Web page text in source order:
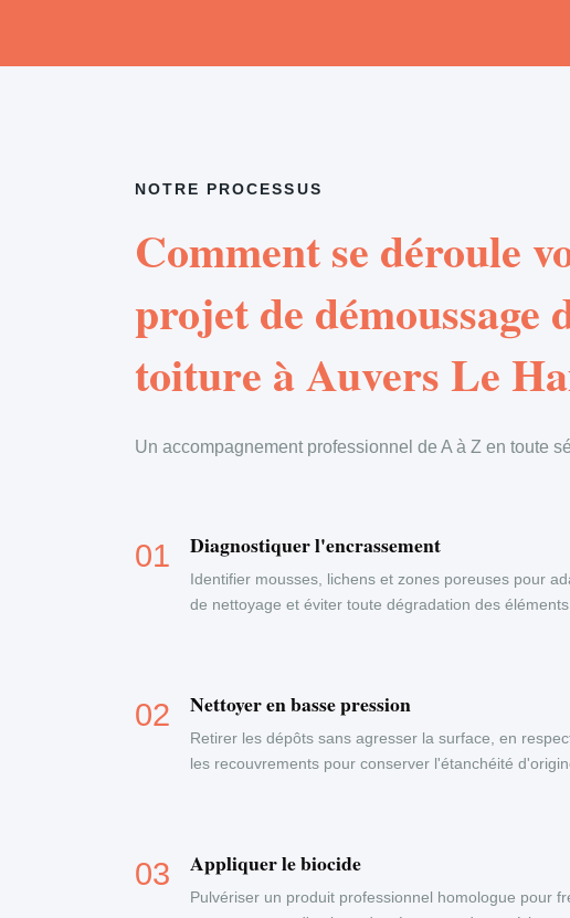
NOTRE PROCESSUS
Comment se déroule
projet de démoussage
toiture à Auvers Le
Un accompagnement professionnel de A à Z en toute
Diagnostiquer l'encrassement
Identifier mousses, lichens et zones poreuses pour
de nettoyage et éviter toute dégradation des éléments
Nettoyer en basse pression
Retirer les dépôts sans agresser la surface, en
les recouvrements pour conserver l'étanchéité
Appliquer le biocide
Pulvériser un produit professionnel homologue pour